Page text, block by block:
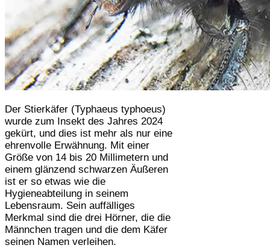
Der Stierkäfer (Typhaeus typhoeus)
wurde zum Insekt des Jahres 2024
gekürt, und dies ist mehr als nur eine
ehrenvolle Erwähnung. Mit einer
Größe von 14 bis 20 Millimetern und
einem glänzend schwarzen Äußeren
ist er so etwas wie die
Hygieneabteilung in seinem
Lebensraum. Sein auffälliges
Merkmal sind die drei Hörner, die die
Männchen tragen und die dem Käfer
seinen Namen verleihen.